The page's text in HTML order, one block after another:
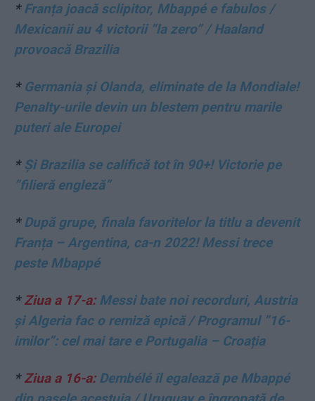
*Franța joacă sclipitor, Mbappé e fabulos /
Mexicanii au 4 victorii ”la zero” / Haaland
provoacă Brazilia
* Germania și Olanda, eliminate de la Mondiale!
Penalty-urile devin un blestem pentru marile
puteri ale Europei
* Și Brazilia se califică tot în 90+! Victorie pe
”filieră engleză”
*După grupe, finala favoritelor la titlu a devenit
Franța – Argentina, ca-n 2022! Messi trece
peste Mbappé
*Ziua a 17-a:Messi bate noi recorduri, Austria
și Algeria fac o remiză epică / Programul ”16-
imilor”: cel mai tare e Portugalia – Croația
*Ziua a 16-a:Dembélé îl egalează pe Mbappé